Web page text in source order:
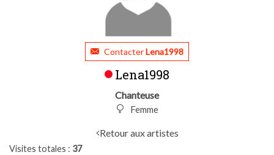
ContacterLena1998
Lena1998
Chanteuse
Femme
Retour aux artistes
Visites totales 37